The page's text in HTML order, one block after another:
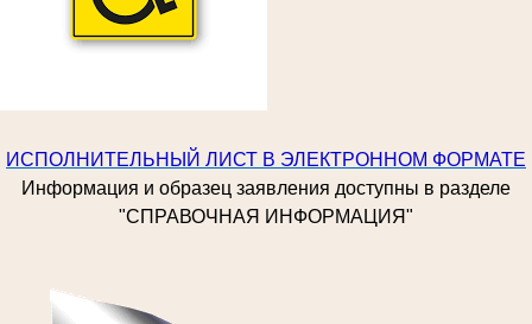
ИСПОЛНИТЕЛЬНЫЙ ЛИСТ В ЭЛЕКТРОННОМ ФОРМАТЕ
Информация и образец заявления доступны в разделе
"СПРАВОЧНАЯ ИНФОРМАЦИЯ"